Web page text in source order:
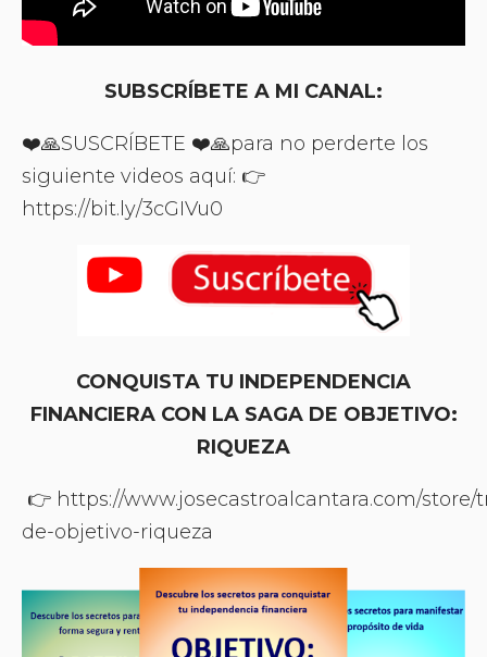
SUBSCRÍBETE A MI CANAL:
❤️🙏SUSCRÍBETE ❤️🙏para no perderte los
siguiente videos aquí: 👉
https://bit.ly/3cGIVu0
CONQUISTA TU INDEPENDENCIA
FINANCIERA CON LA SAGA DE OBJETIVO:
RIQUEZA
👉 https://www.josecastroalcantara.com/
de-objetivo-riqueza